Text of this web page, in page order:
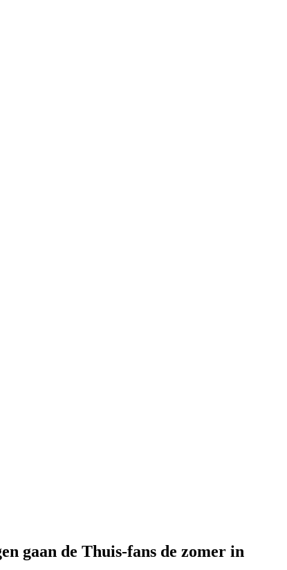
gaan de Thuis-fans de zomer in